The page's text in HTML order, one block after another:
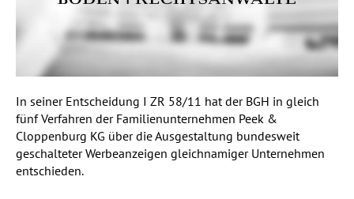
In seiner Entscheidung I ZR 58/11 hat der BGH in gleich
fünf Verfahren der Familienunternehmen Peek &
Cloppenburg KG über die Ausgestaltung bundesweit
geschalteter Werbeanzeigen gleichnamiger Unternehmen
entschieden.